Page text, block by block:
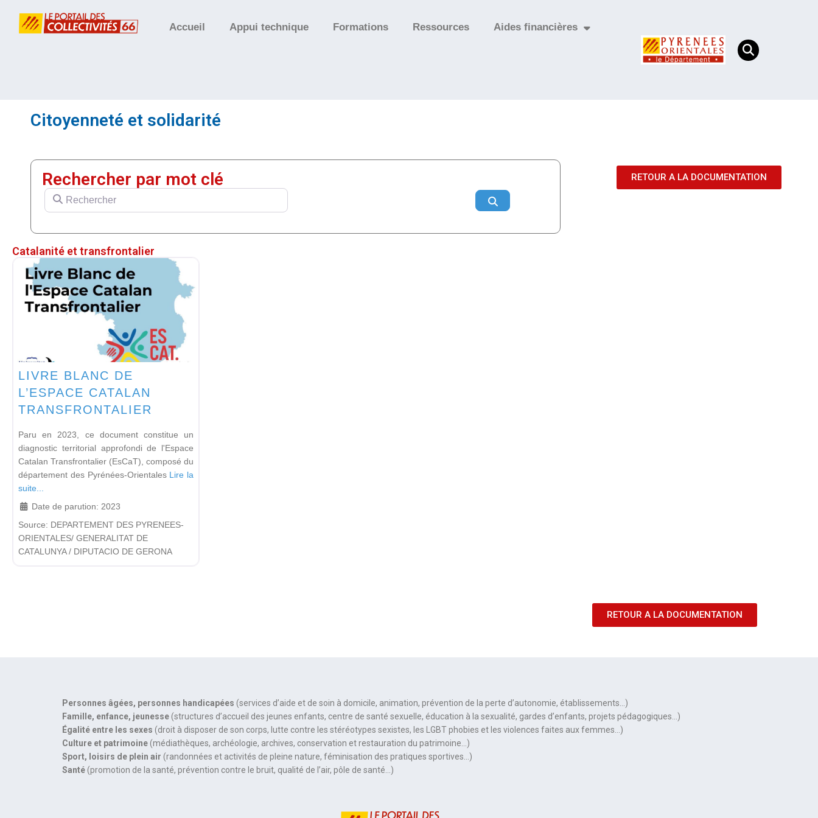
Accueil Appui technique Formations Ressources Aides financières
Citoyenneté et solidarité
Rechercher par mot clé
Rechercher
RETOUR A LA DOCUMENTATION
Catalanité et transfrontalier
LIVRE BLANC DE
L’ESPACE CATALAN
TRANSFRONTALIER
Paru en 2023, ce document constitue un
diagnostic territorial approfondi de l'Espace
Catalan Transfrontalier (EsCaT), composé du
département des Pyrénées-Orientales Lire la
suite...
Date de parution: 2023
Source: DEPARTEMENT DES PYRENEES-
ORIENTALES/ GENERALITAT DE
CATALUNYA / DIPUTACIO DE GERONA
RETOUR A LA DOCUMENTATION
Personnes âgées, personnes handicapées (services d’aide et de soin à domicile, animation, prévention de la perte d’autonomie, établissements…)
Famille, enfance, jeunesse(structures d’accueil des jeunes enfants, centre de santé sexuelle, éducation à la sexualité, gardes d’enfants, projets pédagogiques…)
Égalité entre les sexes (droit à disposer de son corps, lutte contre les stéréotypes sexistes, les LGBT phobies et les violences faites aux femmes…)
Culture et patrimoine(médiathèques, archéologie, archives, conservation et restauration du patrimoine…)
Sport, loisirs de plein air (randonnées et activités de pleine nature, féminisation des pratiques sportives…)
Santé(promotion de la santé, prévention contre le bruit, qualité de l’air, pôle de santé…)